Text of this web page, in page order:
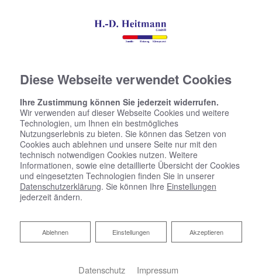
Diese Webseite verwendet Cookies
Ihre Zustimmung können Sie jederzeit widerrufen.
Wir verwenden auf dieser Webseite Cookies und weitere
Technologien, um Ihnen ein bestmögliches
Nutzungserlebnis zu bieten. Sie können das Setzen von
Cookies auch ablehnen und unsere Seite nur mit den
technisch notwendigen Cookies nutzen. Weitere
Informationen, sowie eine detaillierte Übersicht der Cookies
und eingesetzten Technologien finden Sie in unserer
Datenschutzerklärung. Sie können Ihre Einstellungen
jederzeit ändern.
Akzeptieren
Einstellungen
Ablehnen
Ablehnen
Datenschutz Impressum